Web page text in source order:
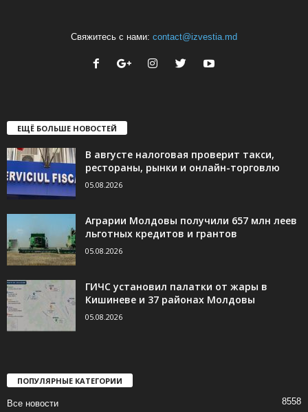
Свяжитесь с нами: contact@izvestia.md
ЕЩЁ БОЛЬШЕ НОВОСТЕЙ
В августе налоговая проверит такси,
рестораны, рынки и онлайн-торговлю
05.08.2026
Аграрии Молдовы получили 657 млн леев
льготных кредитов и грантов
05.08.2026
ГИЧС установил палатки от жары в
Кишиневе и 37 районах Молдовы
05.08.2026
ПОПУЛЯРНЫЕ КАТЕГОРИИ
Все новости 8558